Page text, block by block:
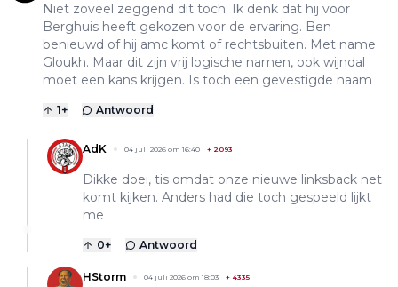
Niet zoveel zeggend dit toch. Ik denk dat hij voor
Berghuis heeft gekozen voor de ervaring. Ben
benieuwd of hij amc komt of rechtsbuiten. Met name
Gloukh. Maar dit zijn vrij logische namen, ook wijndal
moet een kans krijgen. Is toch een gevestigde naam
1+ Antwoord
AdK 04 juli 2026 om 16:40 + 2093
Dikke doei, tis omdat onze nieuwe linksback net
komt kijken. Anders had die toch gespeeld lijkt
me
0+ Antwoord
HStorm 04 juli 2026 om 18:03 + 4335